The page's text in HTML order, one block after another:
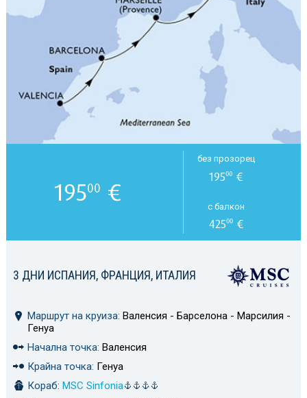
3 ДНИ ИСПАНИЯ, ФРАНЦИЯ, ИТАЛИЯ
Маршрут на круиза: Валенсия - Барселона - Марсилия -
Генуа
Начална точка: Валенсия
Крайна точка: Генуа
Кораб: MSC Sinfonia
19500 €
без прозорец
19500 €
с балкон
42500€